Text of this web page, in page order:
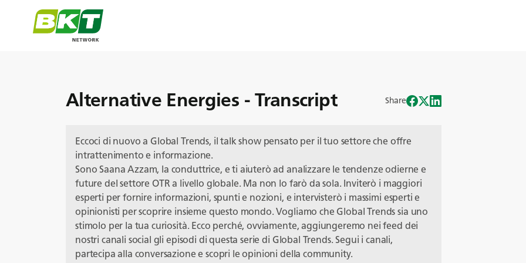
Alternative Energies - Transcript Share
Eccoci di nuovo a Global Trends, il talk show pensato per il tuo settore che offre
intrattenimento e informazione.
Sono Saana Azzam, la conduttrice, e ti aiuterò ad analizzare le tendenze odierne e
future del settore OTR a livello globale. Ma non lo farò da sola. Inviterò i maggiori
esperti per fornire informazioni, spunti e nozioni, e intervisterò i massimi esperti e
opinionisti per scoprire insieme questo mondo. Vogliamo che Global Trends sia uno
stimolo per la tua curiosità. Ecco perché, ovviamente, aggiungeremo nei feed dei
nostri canali social gli episodi di questa serie di Global Trends. Segui i canali,
partecipa alla conversazione e scopri le opinioni della community.